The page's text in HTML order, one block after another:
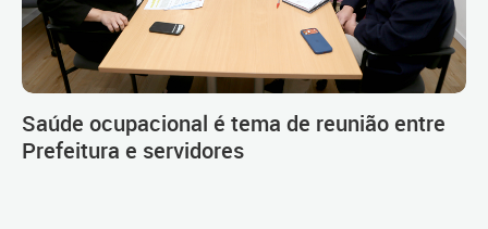
Saúde ocupacional é tema de reunião entre
Prefeitura e servidores